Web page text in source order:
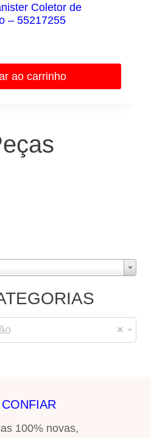
Coletor de
– 55217255
ao carrinho
×
100% novas,